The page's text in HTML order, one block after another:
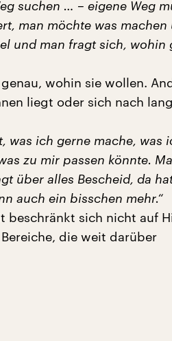
suchen … – eigene Weg
man möchte was machen
und man fragt sich, wohin
wohin sie wollen.
liegt oder sich nach
was ich gerne mache, was
zu mir passen könnte.
über alles Bescheid, da
auch ein bisschen mehr.“
beschränkt sich nicht auf
die weit darüber